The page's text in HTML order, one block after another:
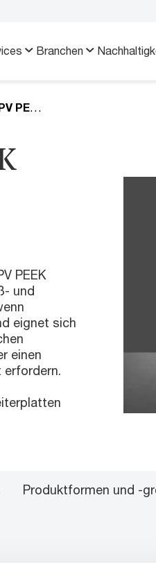
Branchen
Semitron™ ESD HPV PEEK
PEEK
und
eignet sich
einen
erfordern.
Produktformen und -